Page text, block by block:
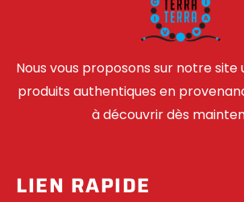
Nous vous proposons sur notre site
produits authentiques en
à découvrir dès
LIEN RAPIDE